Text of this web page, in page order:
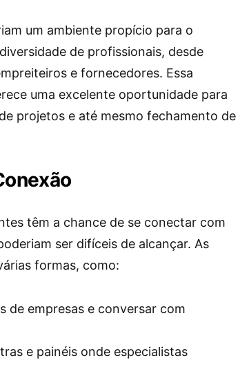
um ambiente propício para o
de profissionais, desde
e fornecedores. Essa
uma excelente oportunidade para
projetos e até mesmo fechamento de
têm a chance de se conectar com
ser difíceis de alcançar. As
formas, como:
de empresas e conversar com
e painéis onde especialistas